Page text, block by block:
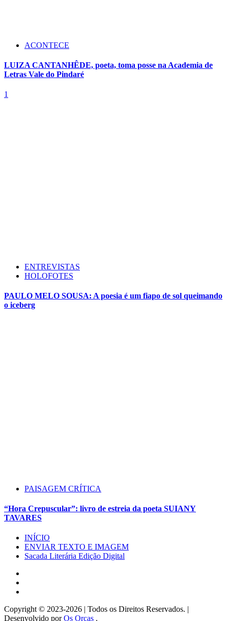
ACONTECE
LUIZA CANTANHÊDE, poeta, toma posse na Academia de
Letras Vale do Pindaré
1
ENTREVISTAS
HOLOFOTES
PAULO MELO SOUSA: A poesia é um fiapo de sol queimando
o iceberg
PAISAGEM CRÍTICA
“Hora Crepuscular”: livro de estreia da poeta SUIANY
TAVARES
INÍCIO
ENVIAR TEXTO E IMAGEM
Sacada Literária Edição Digital
Copyright © 2023-2026 | Todos os Direitos Reservados. |
Desenvolvido porOs Orcas .